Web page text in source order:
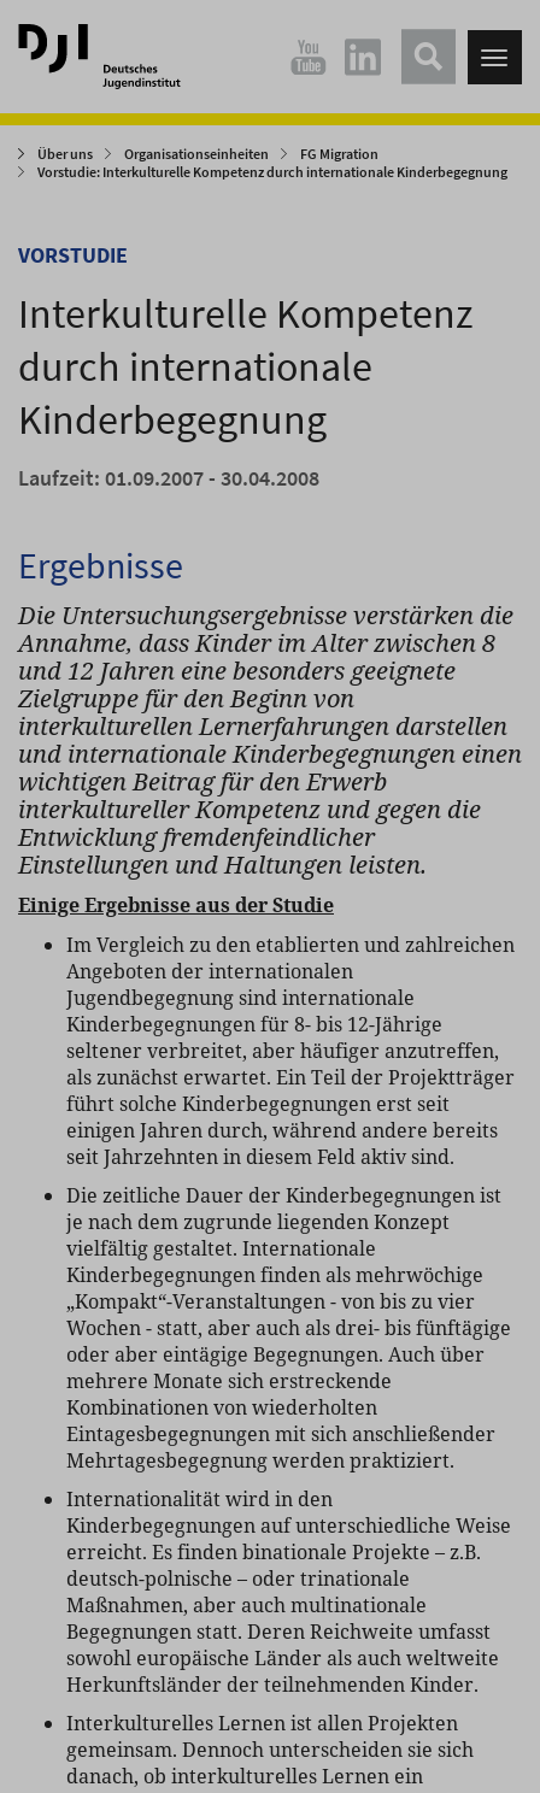
Direkt
zum
Hauptinhalt
Direkt
zum
Hauptmenü
Über uns Organisationseinheiten
FG Migration
Vorstudie: Interkulturelle Kompetenz durch internationale Kinderbegegnung
VORSTUDIE
Interkulturelle Kompetenz
durch internationale
Kinderbegegnung
Laufzeit: 01.09.2007 - 30.04.2008
Ergebnisse
Die Untersuchungsergebnisse verstärken die
Annahme, dass Kinder im Alter zwischen 8
und 12 Jahren eine besonders geeignete
Zielgruppe für den Beginn von
interkulturellen Lernerfahrungen darstellen
und internationale Kinderbegegnungen einen
wichtigen Beitrag für den Erwerb
interkultureller Kompetenz und gegen die
Entwicklung fremdenfeindlicher
Einstellungen und Haltungen leisten.
Einige Ergebnisse aus der Studie
Im Vergleich zu den etablierten und zahlreichen
Angeboten der internationalen
Jugendbegegnung sind internationale
Kinderbegegnungen für 8- bis 12-Jährige
seltener verbreitet, aber häufiger anzutreffen,
als zunächst erwartet. Ein Teil der Projektträger
führt solche Kinderbegegnungen erst seit
einigen Jahren durch, während andere bereits
seit Jahrzehnten in diesem Feld aktiv sind.
Die zeitliche Dauer der Kinderbegegnungen ist
je nach dem zugrunde liegenden Konzept
vielfältig gestaltet. Internationale
Kinderbegegnungen finden als mehrwöchige
„Kompakt“-Veranstaltungen - von bis zu vier
Wochen - statt, aber auch als drei- bis fünftägige
oder aber eintägige Begegnungen. Auch über
mehrere Monate sich erstreckende
Kombinationen von wiederholten
Eintagesbegegnungen mit sich anschließender
Mehrtagesbegegnung werden praktiziert.
Internationalität wird in den
Kinderbegegnungen auf unterschiedliche Weise
erreicht. Es finden binationale Projekte – z.B.
deutsch-polnische – oder trinationale
Maßnahmen, aber auch multinationale
Begegnungen statt. Deren Reichweite umfasst
sowohl europäische Länder als auch weltweite
Herkunftsländer der teilnehmenden Kinder.
Interkulturelles Lernen ist allen Projekten
gemeinsam. Dennoch unterscheiden sie sich
danach, ob interkulturelles Lernen ein